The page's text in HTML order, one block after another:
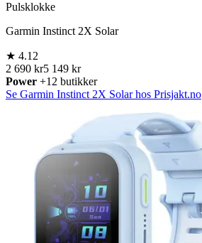
Pulsklokke
Garmin Instinct 2X Solar
★ 4.12
2 690 kr5 149 kr
Power +12 butikker
Se Garmin Instinct 2X Solar hos Prisjakt.no